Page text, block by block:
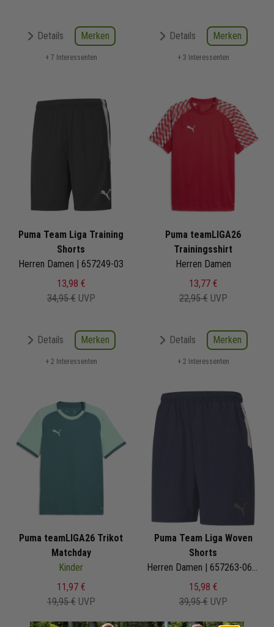
Details Merken
+ 7 Interessenten
Details Merken
+ 3 Interessenten
Puma Team Liga Training
Shorts
Herren Damen | 657249-03
13,98 €
34,95 € UVP
Details Merken
+ 2 Interessenten
Puma teamLIGA26
Trainingsshirt
Herren Damen
13,77 €
22,95 € UVP
Details Merken
+ 2 Interessenten
Puma teamLIGA26 Trikot
Matchday
Kinder
11,97 €
19,95 € UVP
Puma Team Liga Woven
Shorts
Herren Damen | 657263-06 | Sideline Shorts
15,98 €
39,95 € UVP